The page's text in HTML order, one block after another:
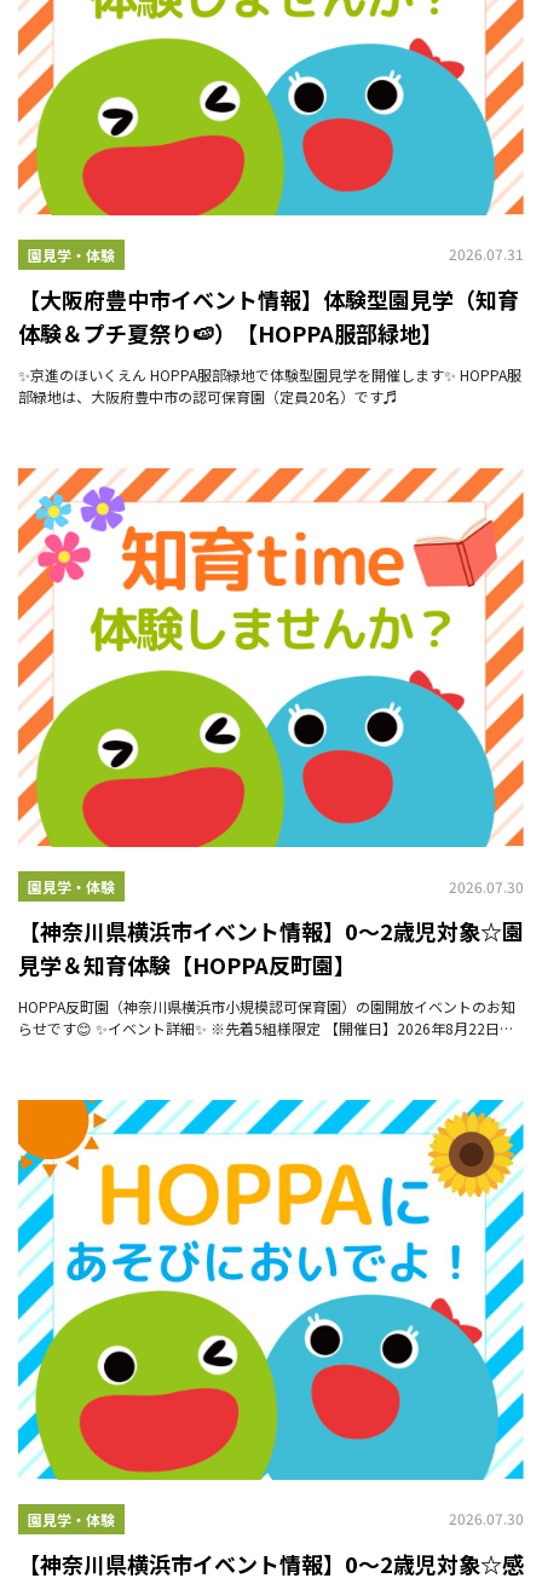
園見学・体験 2026.07.31
【大阪府豊中市イベント情報】体験型園見学（知育
体験＆プチ夏祭り🍉）【HOPPA服部緑地】
✨京進のほいくえん HOPPA服部緑地で体験型園見学を開催します✨ HOPPA服
部緑地は、大阪府豊中市の認可保育園（定員20名）です♬
園見学・体験 2026.07.30
【神奈川県横浜市イベント情報】0～2歳児対象☆園
見学＆知育体験【HOPPA反町園】
HOPPA反町園（神奈川県横浜市小規模認可保育園）の園開放イベントのお知
らせです😊 ✨イベント詳細✨ ※先着5組様限定 【開催日】2026年8月22日
園見学・体験 2026.07.30
【神奈川県横浜市イベント情報】0～2歳児対象☆感